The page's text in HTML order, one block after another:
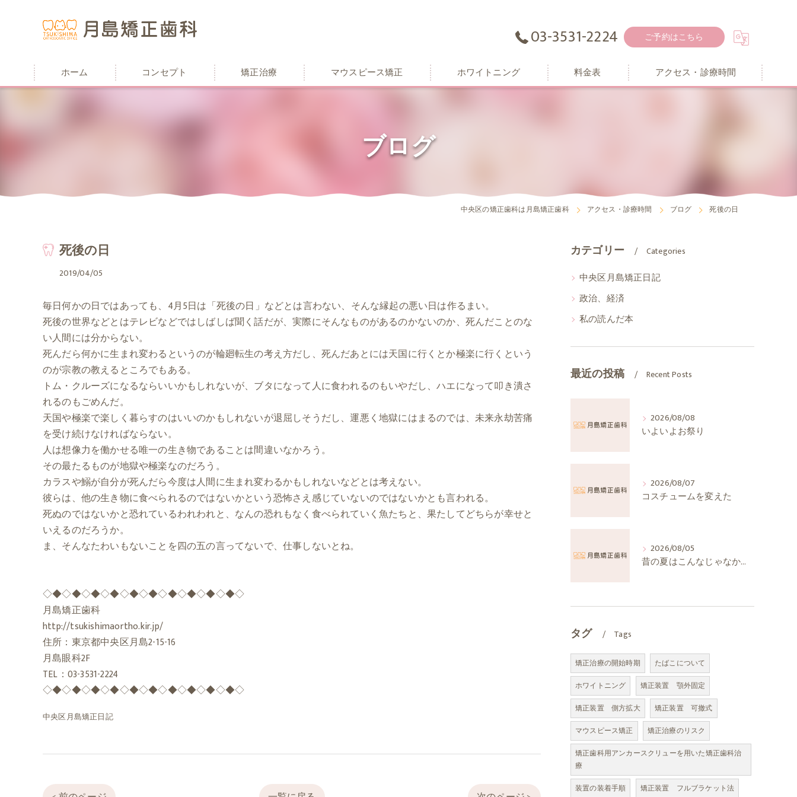
03-3531-2224 ご予約はこちら
ホーム コンセプト 矯正治療 マウスピース矯正 ホワイトニング 料金表 アクセス・診療時間
ブログ
中央区の矯正歯科は月島矯正歯科 アクセス・診療時間 ブログ 死後の日
死後の日
2019/04/05
毎日何かの日ではあっても、4月5日は「死後の日」などとは言わない、そんな縁起の悪い日は作るまい。
死後の世界などとはテレビなどではしばしば聞く話だが、実際にそんなものがあるのかないのか、死んだことのな
い人間には分からない。
死んだら何かに生まれ変わるというのが輪廻転生の考え方だし、死んだあとには天国に行くとか極楽に行くという
のが宗教の教えるところでもある。
トム・クルーズになるならいいかもしれないが、ブタになって人に食われるのもいやだし、ハエになって叩き潰さ
れるのもごめんだ。
天国や極楽で楽しく暮らすのはいいのかもしれないが退屈しそうだし、運悪く地獄にはまるのでは、未来永劫苦痛
を受け続けなければならない。
人は想像力を働かせる唯一の生き物であることは間違いなかろう。
その最たるものが地獄や極楽なのだろう。
カラスや鰯が自分が死んだら今度は人間に生まれ変わるかもしれないなどとは考えない。
彼らは、他の生き物に食べられるのではないかという恐怖さえ感じていないのではないかとも言われる。
死ぬのではないかと恐れているわれわれと、なんの恐れもなく食べられていく魚たちと、果たしてどちらが幸せと
いえるのだろうか。
ま、そんなたわいもないことを四の五の言ってないで、仕事しないとね。
◇◆◇◆◇◆◇◆◇◆◇◆◇◆◇◆◇◆◇◆◇
月島矯正歯科
http://tsukishimaortho.kir.jp/
住所：東京都中央区月島2-15-16
月島眼科2F
TEL：03-3531-2224
◇◆◇◆◇◆◇◆◇◆◇◆◇◆◇◆◇◆◇◆◇
中央区月島矯正日記
カテゴリー Categories
中央区月島矯正日記
政治、経済
私の読んだ本
最近の投稿 Recent Posts
2026/08/08
いよいよお祭り
2026/08/07
コスチュームを変えた
2026/08/05
昔の夏はこんなじゃなかったか
タグ Tags
矯正治療の開始時期
たばこについて
ホワイトニング
矯正装置 顎外固定
矯正装置 側方拡大
矯正装置 可撤式
マウスピース矯正
矯正治療のリスク
矯正歯科用アンカースクリューを用いた矯正歯科治
療
装置の装着手順
矯正装置 フルブラケット法